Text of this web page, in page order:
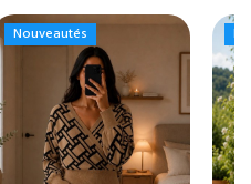
Nouveautés
Nouveautés